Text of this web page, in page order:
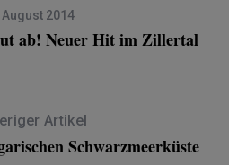
August 2014
ab! Neuer Hit im Zillertal
Artikel
Schwarzmeerküste